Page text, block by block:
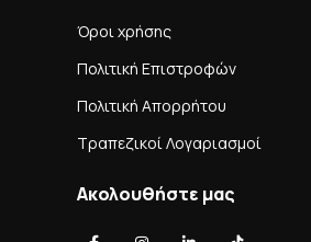
Όροι χρήσης
Πολιτική Επιστροφών
Πολιτική Απορρήτου
Τραπεζικοί Λογαριασμοί
Ακολουθήστε μας